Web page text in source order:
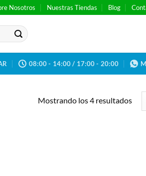
Nosotros Nuestras Tiendas Blog
08:00 - 14:00 / 17:00 - 20:00
Mostrando los 4 resultados
por